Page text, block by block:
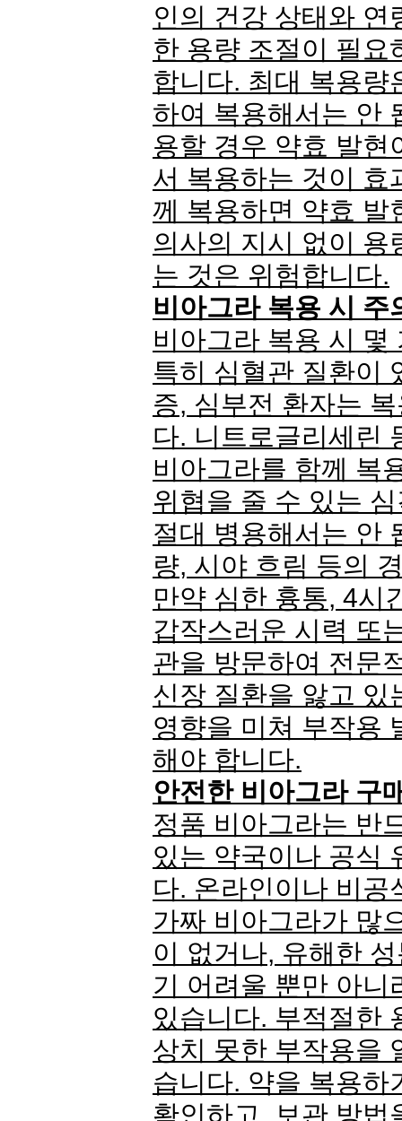
인의 건강 상태와 연
한 용량 조절이 필요
합니다. 최대 복용량
하여 복용해서는 안
용할 경우 약효 발현
서 복용하는 것이 효
께 복용하면 약효 발
의사의 지시 없이 용
는 것은 위험합니다.
비아그라 복용 시 주
비아그라 복용 시 몇
특히 심혈관 질환이
증, 심부전 환자는
다. 니트로글리세린
비아그라를 함께 복
위협을 줄 수 있는
절대 병용해서는 안
량, 시야 흐림 등의
만약 심한 흉통, 4시
갑작스러운 시력 또
관을 방문하여 전문
신장 질환을 앓고 있
영향을 미쳐 부작용
해야 합니다.
안전한 비아그라 구
정품 비아그라는 반
있는 약국이나 공식
다. 온라인이나 비공
가짜 비아그라가 많
이 없거나, 유해한
기 어려울 뿐만 아니
있습니다. 부적절한
상치 못한 부작용을
습니다. 약을 복용하
확인하고, 보관 방법